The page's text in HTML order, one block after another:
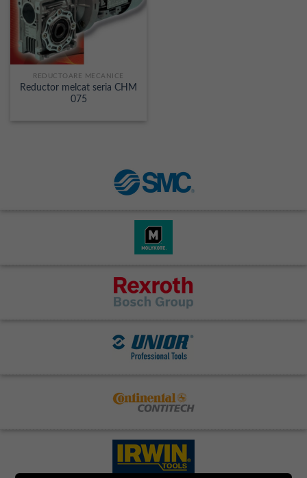
REDUCTOARE MECANICE
Reductor melcat seria CHM
075